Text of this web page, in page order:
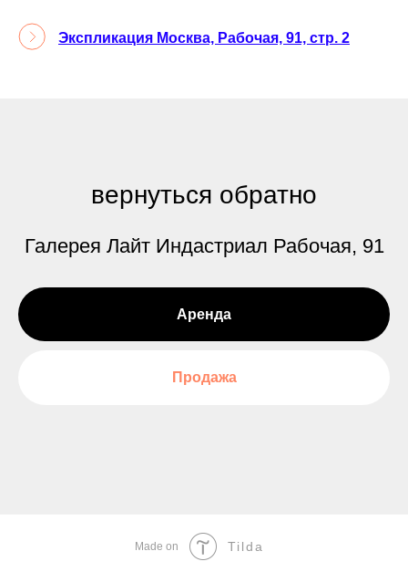
Экспликация Москва, Рабочая, 91, стр. 2
вернуться обратно
Галерея Лайт Индастриал Рабочая, 91
Аренда
Продажа
Made on Tilda